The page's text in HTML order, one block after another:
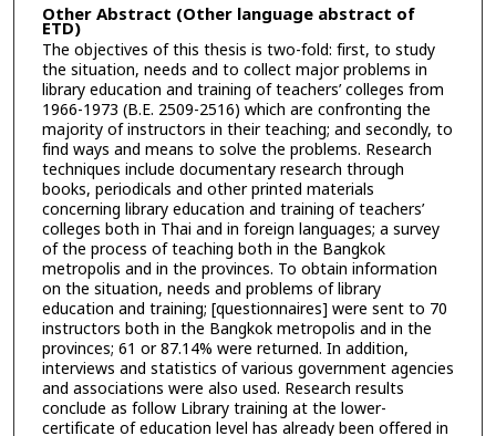
Other Abstract (Other language abstract of
ETD)
The objectives of this thesis is two-fold: first, to study
the situation, needs and to collect major problems in
library education and training of teachers’ colleges from
1966-1973 (B.E. 2509-2516) which are confronting the
majority of instructors in their teaching; and secondly, to
find ways and means to solve the problems. Research
techniques include documentary research through
books, periodicals and other printed materials
concerning library education and training of teachers’
colleges both in Thai and in foreign languages; a survey
of the process of teaching both in the Bangkok
metropolis and in the provinces. To obtain information
on the situation, needs and problems of library
education and training; [questionnaires] were sent to 70
instructors both in the Bangkok metropolis and in the
provinces; 61 or 87.14% were returned. In addition,
interviews and statistics of various government agencies
and associations were also used. Research results
conclude as follow Library training at the lower-
certificate of education level has already been offered in